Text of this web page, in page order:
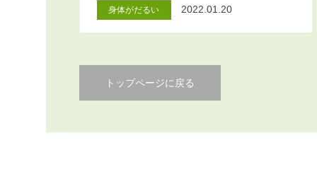
身体がだるい 2022.01.20
トップページに戻る